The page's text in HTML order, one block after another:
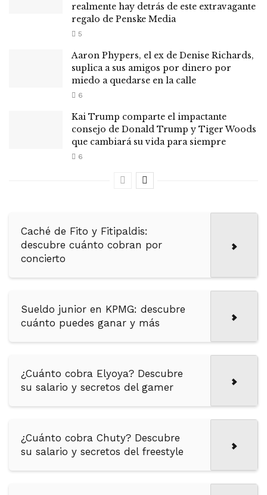
realmente hay detrás de este extravagante
regalo de Penske Media
5
Aaron Phypers, el ex de Denise Richards,
suplica a sus amigos por dinero por
miedo a quedarse en la calle
6
Kai Trump comparte el impactante
consejo de Donald Trump y Tiger Woods
que cambiará su vida para siempre
6
Caché de Fito y Fitipaldis:
descubre cuánto cobran por
concierto
Sueldo junior en KPMG: descubre
cuánto puedes ganar y más
¿Cuánto cobra Elyoya? Descubre
su salario y secretos del gamer
¿Cuánto cobra Chuty? Descubre
su salario y secretos del freestyle